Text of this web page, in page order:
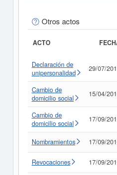
Otros actos
ACTO
Declaración de
unipersonalidad
29/07/
Cambio de
domicilio social
15/04/
Cambio de
domicilio social
17/09/
Nombramientos 17/09/
Revocaciones 17/09/